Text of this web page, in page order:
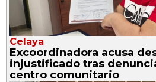
Celaya
Excoordinadora acusa
injustificado tras
centro comunitario